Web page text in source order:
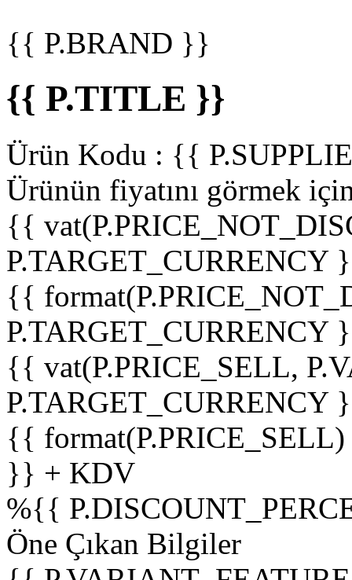
{{ P.BRAND }}
{{ P.TITLE }}
Ürün Kodu : {{
Ürünün fiyatını görmek
{{
P.TARGET_CURRENCY
{{
P.TARGET_CURRENCY
{{ vat(P.PRICE_SELL,
P.TARGET_CURRENCY
{{
}} + KDV
%{{
Öne Çıkan Bilgiler